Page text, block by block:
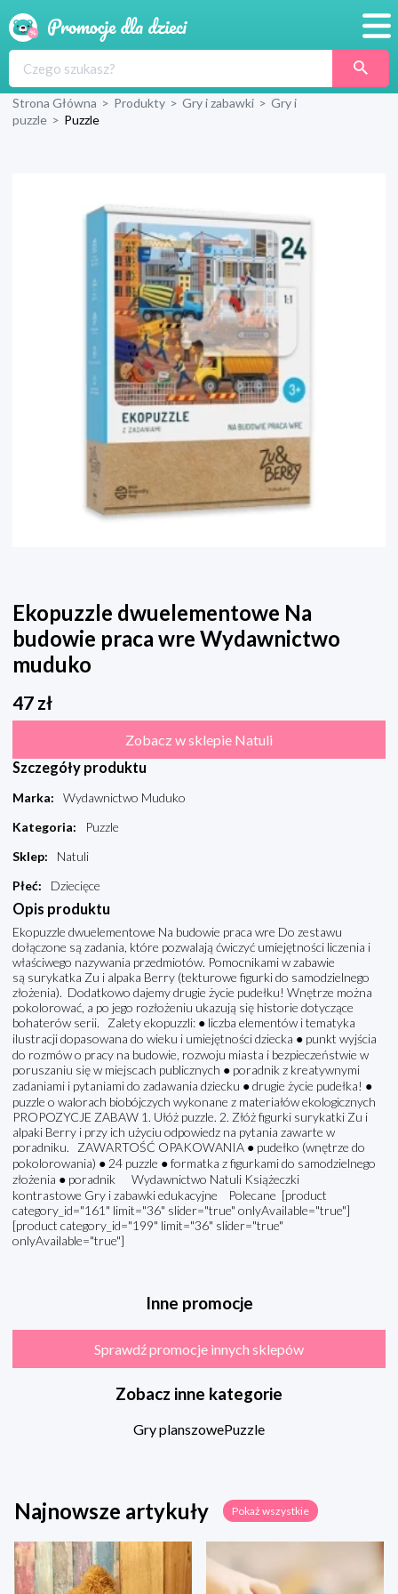
Produkty
Wyprawka
Strona Główna > Produkty > Gry i zabawki > Gry i
puzzle > Puzzle
Ekopuzzle dwuelementowe Na
budowie praca wre Wydawnictwo
muduko
47 zł
Zobacz w sklepie Natuli
Szczegóły produktu
Marka:
Wydawnictwo Muduko
Kategoria:
Puzzle
Sklep:
Natuli
Płeć: Dziecięce
Opis produktu
Ekopuzzle dwuelementowe Na budowie praca wre Do zestawu
dołączone są zadania, które pozwalają ćwiczyć umiejętności liczenia i
właściwego nazywania przedmiotów. Pomocnikami w zabawie
są surykatka Zu i alpaka Berry (tekturowe figurki do samodzielnego
złożenia). Dodatkowo dajemy drugie życie pudełku! Wnętrze można
pokolorować, a po jego rozłożeniu ukazują się historie dotyczące
bohaterów serii. Zalety ekopuzzli: ● liczba elementów i tematyka
ilustracji dopasowana do wieku i umiejętności dziecka ● punkt wyjścia
do rozmów o pracy na budowie, rozwoju miasta i bezpieczeństwie w
poruszaniu się w miejscach publicznych ● poradnik z kreatywnymi
zadaniami i pytaniami do zadawania dziecku ● drugie życie pudełka! ●
puzzle o walorach biobójczych wykonane z materiałów ekologicznych
PROPOZYCJE ZABAW 1. Ułóż puzzle. 2. Złóż figurki surykatki Zu i
alpaki Berry i przy ich użyciu odpowiedz na pytania zawarte w
poradniku. ZAWARTOŚĆ OPAKOWANIA ● pudełko (wnętrze do
pokolorowania) ● 24 puzzle ● formatka z figurkami do samodzielnego
złożenia ● poradnik Wydawnictwo Natuli Książeczki
kontrastowe Gry i zabawki edukacyjne Polecane [product
category_id="161" limit="36" slider="true" onlyAvailable="true"]
[product category_id="199" limit="36" slider="true"
onlyAvailable="true"]
Inne promocje
Sprawdź promocje innych sklepów
Zobacz inne kategorie
Gry planszowePuzzle
Najnowsze artykuły Pokaż wszystkie